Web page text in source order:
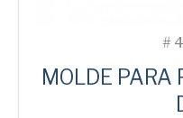
#
MOLDE PARA